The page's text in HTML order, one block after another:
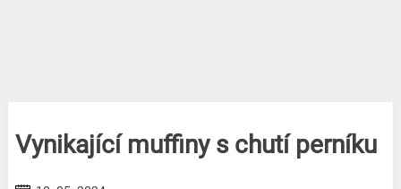
Vynikající muffiny s chutí perníku